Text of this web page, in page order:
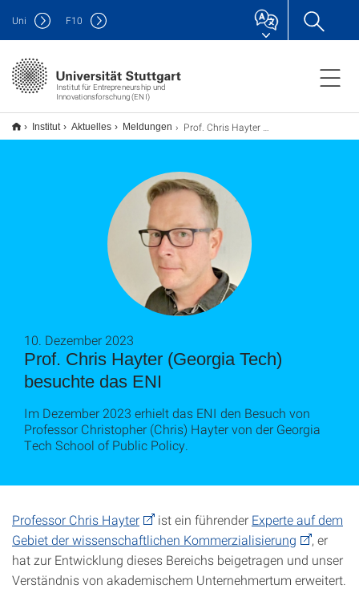
Institut für Entrepreneurship und
Innovationsforschung (ENI)
Uni F10
Institut Aktuelles Meldungen Prof. Chris Hayter (Georgia Tech) besuchte das ENI
Prof. Chris Hayter (Georgia Tech)
besuchte das ENI
10. Dezember 2023
Im Dezember 2023 erhielt das ENI den Besuch von
Professor Christopher (Chris) Hayter von der Georgia
Tech School of Public Policy.
Professor Chris Hayter ist ein führender Experte auf dem
Gebiet der wissenschaftlichen Kommerzialisierung
, er
hat zur Entwicklung dieses Bereichs beigetragen und unser
Verständnis von akademischem Unternehmertum erweitert.